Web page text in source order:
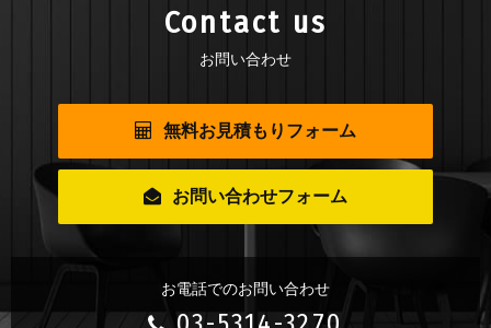
Contact us
お問い合わせ
無料お見積もりフォーム
お問い合わせフォーム
お電話でのお問い合わせ